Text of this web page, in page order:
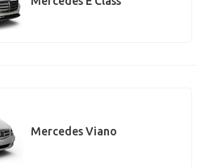
Mercedes Viano